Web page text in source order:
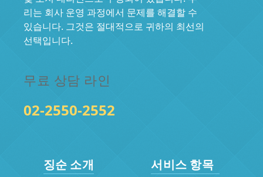
리는 회사 운영 과정에서 문제를 해결할 수
있습니다. 그것은 절대적으로 귀하의 최선의
선택입니다.
무료 상담 라인
02-2550-2552
징순 소개 서비스 항목